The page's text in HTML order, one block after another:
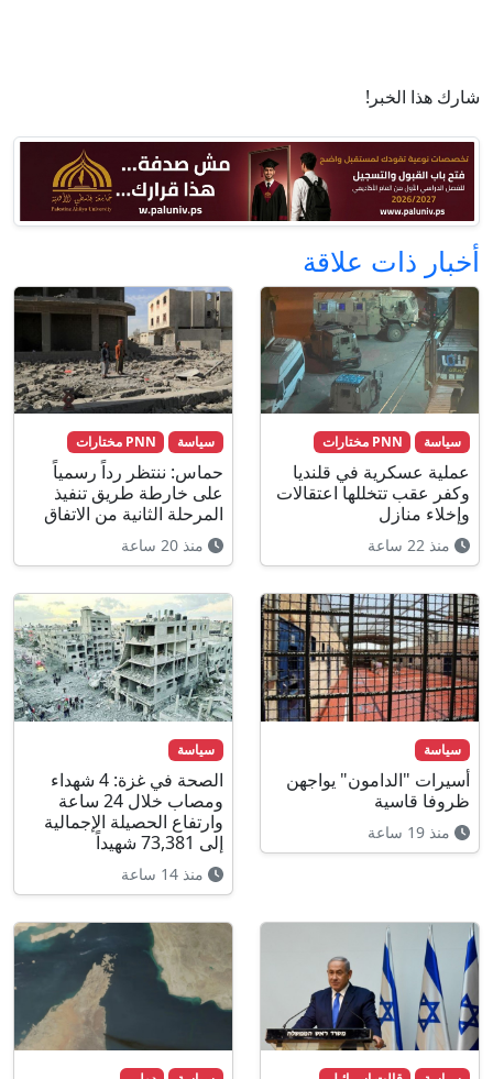
شارك هذا الخبر!
أخبار ذات علاقة
سياسة PNN مختارات
عملية عسكرية في قلنديا
وكفر عقب تتخللها اعتقالات
وإخلاء منازل
منذ 22 ساعة
سياسة PNN مختارات
حماس: ننتظر رداً رسمياً
على خارطة طريق تنفيذ
المرحلة الثانية من الاتفاق
منذ 20 ساعة
سياسة
أسيرات "الدامون" يواجهن
ظروفا قاسية
منذ 19 ساعة
سياسة
الصحة في غزة: 4 شهداء
ومصاب خلال 24 ساعة
وارتفاع الحصيلة الإجمالية
إلى 73,381 شهيداً
منذ 14 ساعة